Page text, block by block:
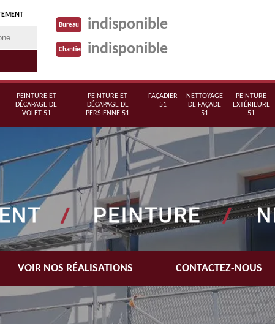
Bureau indisponible
Chantier indisponible
PEINTURE ET
DÉCAPAGE DE
VOLET 51
PEINTURE ET
DÉCAPAGE DE
PERSIENNE 51
FAÇADIER
51
NETTOYAGE
DE FAÇADE
51
PEINTURE
EXTÉRIEURE
51
VOIR NOS RÉALISATIONS CONTACTEZ-NOUS